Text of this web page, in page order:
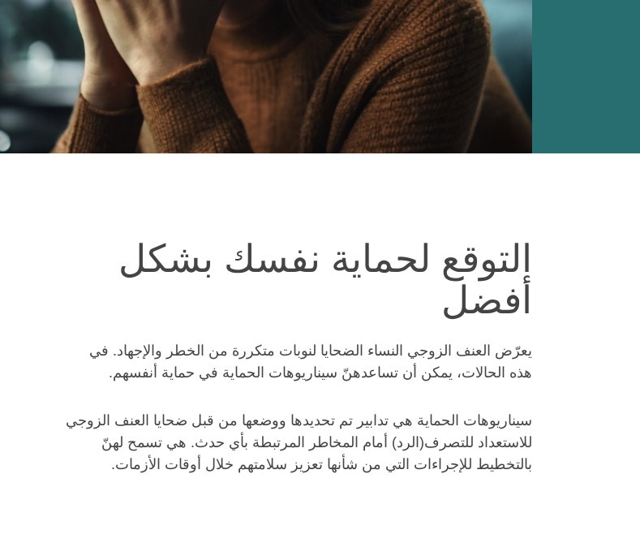
التوقع لحماية نفسك بشكل
أفضل
يعرّض العنف الزوجي النساء الضحايا لنوبات متكررة من الخطر والإجهاد. في
هذه الحالات، يمكن أن تساعدهنّ سيناريوهات الحماية في حماية أنفسهم.
سيناريوهات الحماية هي تدابير تم تحديدها ووضعها من قبل ضحايا العنف الزوجي
للاستعداد للتصرف(الرد) أمام المخاطر المرتبطة بأي حدث. هي تسمح لهنّ
بالتخطيط للإجراءات التي من شأنها تعزيز سلامتهم خلال أوقات الأزمات.